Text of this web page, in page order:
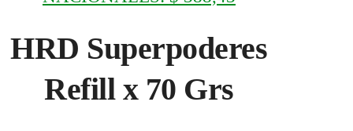
HRD Superpoderes
Refill x 70 Grs